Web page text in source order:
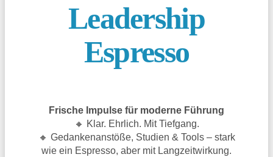
Leadership
Espresso
Frische Impulse für moderne Führung
🔸 Klar. Ehrlich. Mit Tiefgang.
🔸 Gedankenanstöße, Studien & Tools – stark
wie ein Espresso, aber mit Langzeitwirkung.